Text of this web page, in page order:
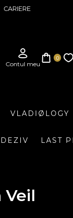
CARIERE
VLADIØLOGY
LAST